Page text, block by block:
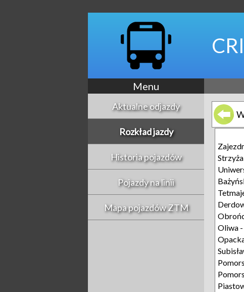
Menu
Aktualne odjazdy
Rozkład jazdy
Historia pojazdów
Pojazdy na linii
Mapa pojazdów ZTM
Oliwa